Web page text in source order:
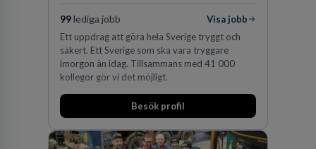
99lediga jobb
Visa jobb
Ett uppdrag att göra hela Sverige tryggt och
säkert. Ett Sverige som ska vara tryggare
imorgon än idag. Tillsammans med 41 000
kollegor gör vi det möjligt.
Besök profil